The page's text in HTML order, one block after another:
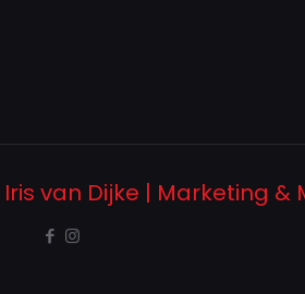
Iris van Dijke | Marketing &